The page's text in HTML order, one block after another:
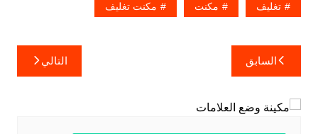
تغليف مكنت مكنت تغليف
تصفّح
المقالات
السابق التالي